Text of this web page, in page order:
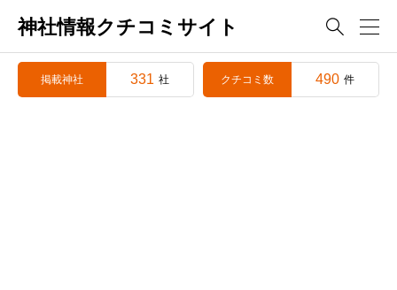
神社情報クチコミサイト 
掲載神社 331 社 クチコミ数 490 件